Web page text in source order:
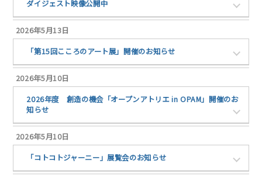
ダイジェスト映像公開中
2026年5月13日
「第15回こころのアート展」開催のお知らせ
2026年5月10日
2026年度 創造の機会「オープンアトリエ in OPAM」開催のお
知らせ
2026年5月10日
「コトコトジャーニー」展覧会のお知らせ